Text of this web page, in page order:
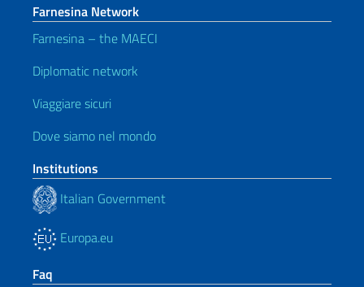
Farnesina Network
Farnesina – the MAECI
Diplomatic network
Viaggiare sicuri
Dove siamo nel mondo
Institutions
Italian Government
Europa.eu
Faq